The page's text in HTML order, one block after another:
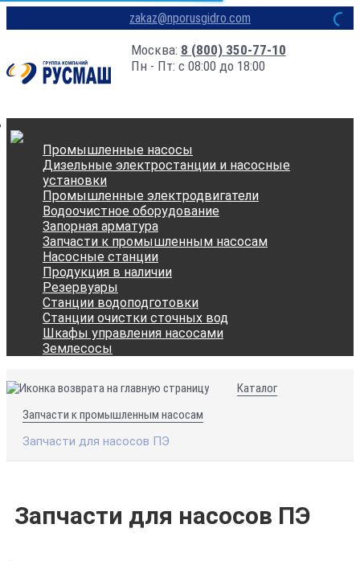
zakaz@nporusgidro.com
Москва: 8 (800) 350-77-10
Пн - Пт: с 08:00 до 18:00
Промышленные насосы
Дизельные электростанции и насосные
установки
Промышленные электродвигатели
Водоочистное оборудование
Запорная арматура
Запчасти к промышленным насосам
Насосные станции
Продукция в наличии
Резервуары
Станции водоподготовки
Станции очистки сточных вод
Шкафы управления насосами
Землесосы
Каталог
Запчасти к промышленным насосам
Запчасти для насосов ПЭ
Запчасти для насосов ПЭ